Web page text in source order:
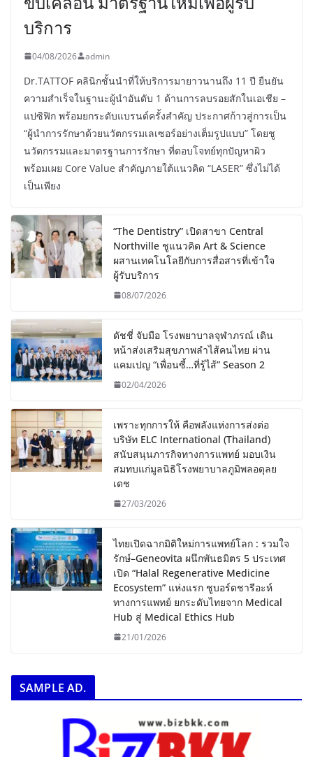
บริการ
04/08/2026 admin
Dr.TATTOF คลินิกชั้นนำที่ให้บริการมายาวนานถึง 11 ปี ยืนยัน
ความสำเร็จในฐานะผู้นำอันดับ 1 ด้านการลบรอยสักในเอเชีย –
แปซิฟิก พร้อมยกระดับแบรนด์ครั้งสำคัญ ประกาศก้าวสู่การเป็น
“ผู้นำการรักษาด้วยนวัตกรรมเลเซอร์อย่างเต็มรูปแบบ” โดยชู
นวัตกรรมและมาตรฐานการรักษา ที่ตอบโจทย์ทุกปัญหาผิว
พร้อมเผย Core Value สำคัญภายใต้แนวคิด “LASER” ซึ่งไม่ได้
เป็นเพียง
“The Dentistry” เปิดสาขา Central
Northville ชูแนวคิด Art & Science
ผสานเทคโนโลยีกับการสื่อสารที่เข้าใจ
ผู้รับบริการ
08/07/2026
ดัชชี่ จับมือ โรงพยาบาลจุฬาภรณ์ เดิน
หน้าส่งเสริมสุขภาพลำไส้คนไทย ผ่าน
แคมเปญ “เพื่อนซี้…ที่รู้ไส้” Season 2
02/04/2026
เพราะทุกการให้ คือพลังแห่งการส่งต่อ
บริษัท ELC International (Thailand)
สนับสนุนภารกิจทางการแพทย์ มอบเงิน
สมทบแก่มูลนิธิโรงพยาบาลภูมิพลอดุลย
เดช
27/03/2026
ไทยเปิดฉากมิติใหม่การแพทย์โลก : รวมใจ
รักษ์–Geneovita ผนึกพันธมิตร 5 ประเทศ
เปิด “Halal Regenerative Medicine
Ecosystem” แห่งแรก ชูบอร์ดชารีอะห์
ทางการแพทย์ ยกระดับไทยจาก Medical
Hub สู่ Medical Ethics Hub
21/01/2026
SAMPLE AD.